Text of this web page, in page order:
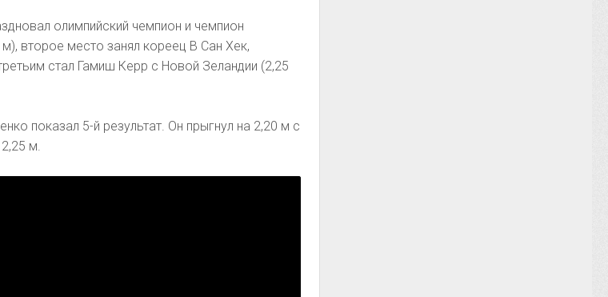
олимпийский чемпион и чемпион
второе место занял кореец В Сан Хек,
стал Гамиш Керр с Новой Зеландии (2,25
показал 5-й результат. Он прыгнул на 2,20 м с
м.